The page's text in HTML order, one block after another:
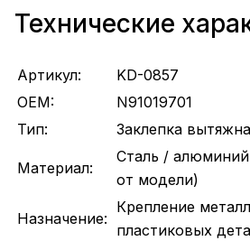
Технические
Артикул:
KD-0857
OEM:
N91019701
Тип:
Заклепка
Материал:
Сталь /
от модели)
Назначение:
Крепление
пластиковых